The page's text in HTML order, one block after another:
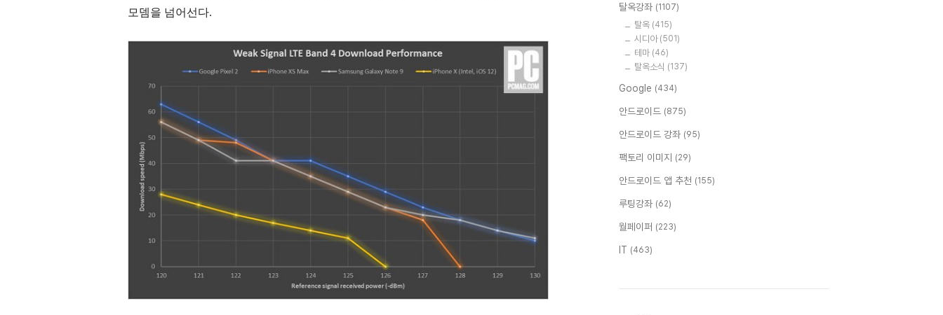
모뎀을 넘어선다.
탈옥강좌 (1107)
탈옥 (415)
시디아 (501)
테마 (46)
탈옥소식 (137)
Google (434)
안드로이드 (875)
안드로이드 강좌 (95)
팩토리 이미지 (29)
안드로이드 앱 추천 (155)
루팅강좌 (62)
월페이퍼 (223)
IT (463)